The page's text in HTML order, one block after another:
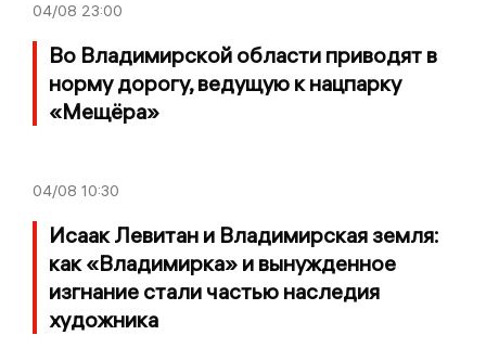
04/08 23:00
Во Владимирской области приводят в
норму дорогу, ведущую к нацпарку
«Мещёра»
04/08 10:30
Исаак Левитан и Владимирская земля:
как «Владимирка» и вынужденное
изгнание стали частью наследия
художника